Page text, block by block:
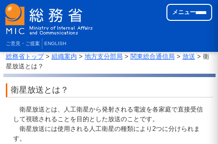
ご意見・ご提案 ENGLISH
メニュー
総務省トップ> 組織案内 > 地方支分部局 > 関東総合通信局 > 放送 > 衛
星放送とは？
衛星放送とは？
衛星放送とは、人工衛星から発射される電波を各家庭で直接受信
して視聴されることを目的とした放送のことです。
衛星放送には使用される人工衛星の種類により2つに分けられま
す。